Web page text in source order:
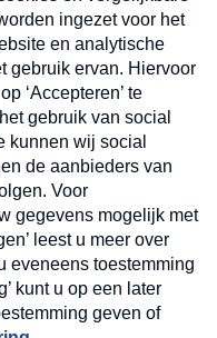
Verzend
op onze
in uw